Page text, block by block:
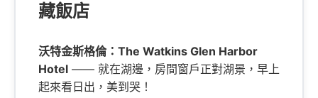
藏飯店
沃特金斯格倫：The Watkins Glen Harbor
Hotel—— 就在湖邊，房間窗戶正對湖景，早上
起來看日出，美到哭！